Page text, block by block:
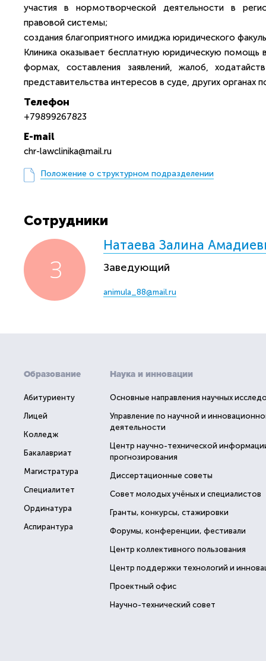
участия в нормотворческой деятельности в
правовой системы;
создания благоприятного имиджа юридического
Клиника оказывает бесплатную юридическую помощь
формах, составления заявлений, жалоб,
представительства интересов в суде, других органах
Телефон
+79899267823
E-mail
chr-lawclinika@mail.ru
Положение о структурном подразделении
Сотрудники
Натаева Залина
Заведующий
animula_88@mail.ru
Образование
Абитуриенту
Лицей
Колледж
Бакалавриат
Магистратура
Специалитет
Ординатура
Аспирантура
Наука и инновации
Основные направления научных
Управление по научной и
деятельности
Центр научно-технической
прогнозирования
Диссертационные советы
Совет молодых учёных и специалистов
Гранты, конкурсы, стажировки
Форумы, конференции, фестивали
Центр коллективного пользования
Центр поддержки технологий и
Проектный офис
Научно-технический совет